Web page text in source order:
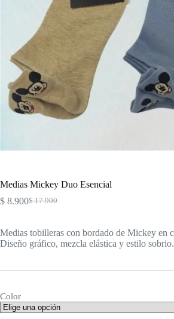
Medias Mickey Duo Esencial
$17.900
Original
$ 17.900.
$ 8.900Current
$ 8.900.
Medias tobilleras con bordado de Mickey en
Diseño gráfico, mezcla elástica y estilo sobrio.
Color